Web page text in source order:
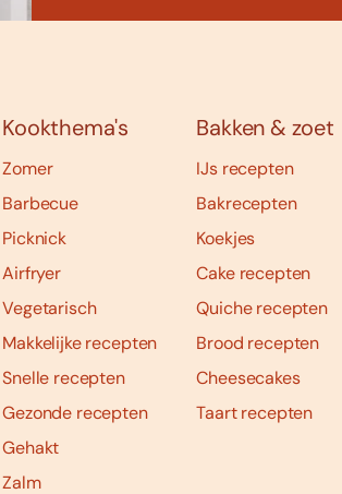
Kookthema's
Zomer
Barbecue
Picknick
Airfryer
Vegetarisch
Makkelijke recepten
Snelle recepten
Gezonde recepten
Gehakt
Zalm
Bakken & zoet
IJs recepten
Bakrecepten
Koekjes
Cake recepten
Quiche recepten
Brood recepten
Cheesecakes
Taart recepten